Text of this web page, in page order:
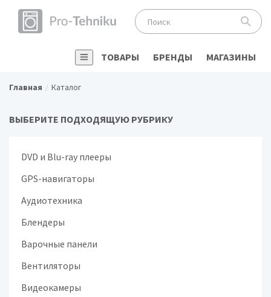
ТОВАРЫ БРЕНДЫ МАГАЗИНЫ
Главная Каталог
ВЫБЕРИТЕ ПОДХОДЯЩУЮ РУБРИКУ
DVD и Blu-ray плееры
GPS-навигаторы
Аудиотехника
Блендеры
Варочные панели
Вентиляторы
Видеокамеры